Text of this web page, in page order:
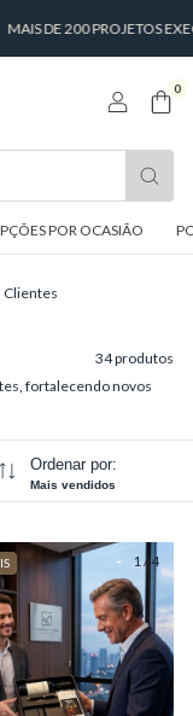
PROJETOS EXECUTADOS
0
POR OCASIÃO
Clientes
34 produtos
fortalecendo novos
Ordenar por:
Mais vendidos
1/ 4